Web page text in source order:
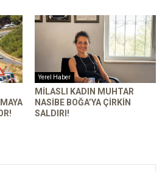
Yerel Haber
MILASLI KADIN MUHTAR
NASIBE BOĞA’YA ÇIRKIN
SALDIRI!